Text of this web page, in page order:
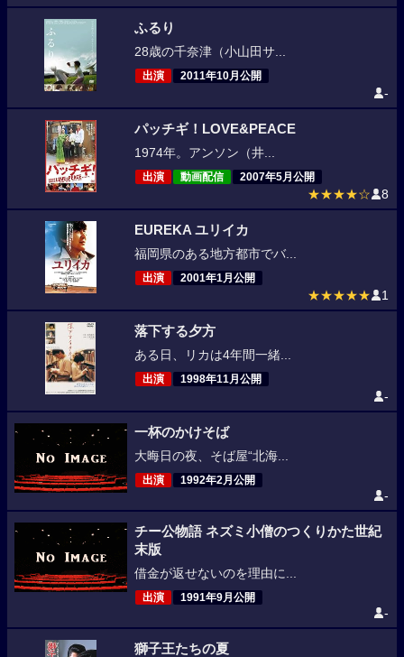
ふるり
28歳の千奈津（小山田サ...
出演 2011年10月公開
-
パッチギ！LOVE&PEACE
1974年。アンソン（井...
出演 動画配信 2007年5月公開
★★★★☆ 8
EUREKA ユリイカ
福岡県のある地方都市でバ...
出演 2001年1月公開
★★★★★ 1
落下する夕方
ある日、リカは4年間一緒...
出演 1998年11月公開
-
一杯のかけそば
大晦日の夜、そば屋“北海...
出演 1992年2月公開
-
チー公物語 ネズミ小僧のつくりかた世紀
末版
借金が返せないのを理由に...
出演 1991年9月公開
-
獅子王たちの夏